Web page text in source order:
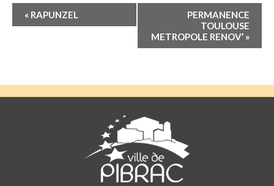
Navigation
Évènement
« RAPUNZEL
PERMANENCE
TOULOUSE
METROPOLE RENOV’ »